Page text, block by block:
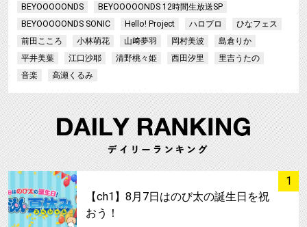
BEYOOOOONDS
BEYOOOOONDS 12時間生放送SP
BEYOOOOONDS SONIC
Hello! Project ハロプロ
ひなフェス
前田こころ
小林萌花 山﨑夢羽 岡村美波
島倉りか
平井美葉
江口沙耶 清野桃々姫 西田汐里
里吉うたの
音楽
高瀬くるみ
1
サムネイル
【ch1】8月7日はのび太の誕生日を祝
おう！